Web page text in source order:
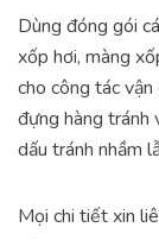
Dùng đóng gói
xốp hơi, màng
cho công tác
đựng hàng tránh
dấu tránh nhầm
Mọi chi tiết xin